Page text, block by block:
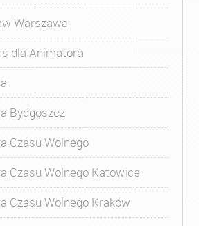
Warszawa
dla Animatora
Bydgoszcz
Czasu Wolnego
Czasu Wolnego Katowice
Czasu Wolnego Kraków